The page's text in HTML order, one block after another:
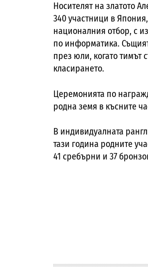
Носителят на златото
340 участници в
националния отбор, с
по информатика.
през юли, когато тимът
класирането.
Церемонията по
родна земя в късните
В индивидуалната
тази година родните
41 сребърни и 37